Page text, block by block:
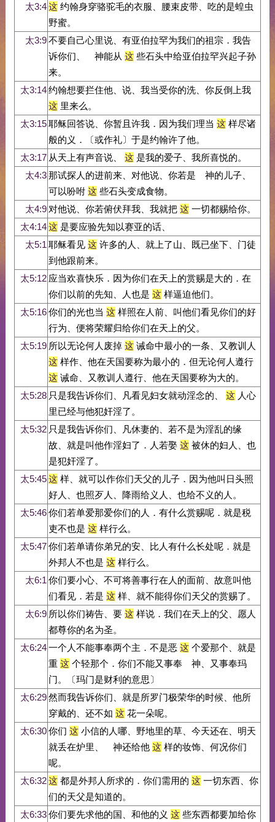
太3:4这约翰身穿骆驼毛的衣服、腰束皮带、吃的是蝗虫
野蜜。
太3:9不要自己心里说、有亚伯拉罕为我们的祖宗．我告
诉你们、 神能从 这些石头中给亚伯拉罕兴起子孙
来。
太3:14约翰想要拦住他、说、我当受你的洗、你反倒上我
这里来么。
太3:15耶稣回答说、你暂且许我．因为我们理当 这样尽诸
般的义．〔或作礼〕于是约翰许了他。
太3:17 从天上有声音说、 这是我的爱子、我所喜悦的。
太4:3那试探人的进前来、对他说、你若是 神的儿子、
可以吩咐 这些石头变成食物。
太4:9 对他说、你若俯伏拜我、我就把 这一切都赐给你。
太4:14这是要应验先知以赛亚的话、
太5:1 耶稣看见 这许多的人、就上了山、既已坐下、门徒
到他跟前来。
太5:12 应当欢喜快乐．因为你们在天上的赏赐是大的．在
你们以前的先知、人也是 这样逼迫他们。
太5:16你们的光也当 这样照在人前、叫他们看见你们的好
行为、便将荣耀归给你们在天上的父。
太5:19 所以无论何人废掉 这诫命中最小的一条、又教训人
这样作、他在天国要称为最小的．但无论何人遵行
这诫命、又教训人遵行、他在天国要称为大的。
太5:28 只是我告诉你们、凡看见妇女就动淫念的、 这人心
里已经与他犯奸淫了。
太5:32 只是我告诉你们、凡休妻的、若不是为淫乱的缘
故、就是叫他作淫妇了．人若娶 这被休的妇人、也
是犯奸淫了。
太5:45这样、就可以作你们天父的儿子．因为他叫日头照
好人、也照歹人、降雨给义人、也给不义的人。
太5:46你们若单爱那爱你们的人．有什么赏赐呢．就是税
吏不也是 这样行么。
太5:47你们若单请你弟兄的安、比人有什么长处呢．就是
外邦人不也是 这样行么。
太6:1 你们要小心、不可将善事行在人的面前、故意叫他
们看见．若是 这样、就不能得你们天父的赏赐了。
太6:9 所以你们祷告、要 这样说．我们在天上的父、愿人
都尊你的名为圣。
太6:24一个人不能事奉两个主．不是恶 这个爱那个、就是
重 这个轻那个．你们不能又事奉 神、又事奉玛
门。〔玛门是财利的意思〕
太6:29然而我告诉你们、就是所罗门极荣华的时候、他所
穿戴的、还不如 这花一朵呢。
太6:30你们 这小信的人哪、野地里的草、今天还在、明天
就丢在炉里、 神还给他 这样的妆饰、何况你们
呢。
太6:32这都是外邦人所求的．你们需用的 这一切东西、你
们的天父是知道的。
太6:33你们要先求他的国、和他的义 这些东西都要加给你